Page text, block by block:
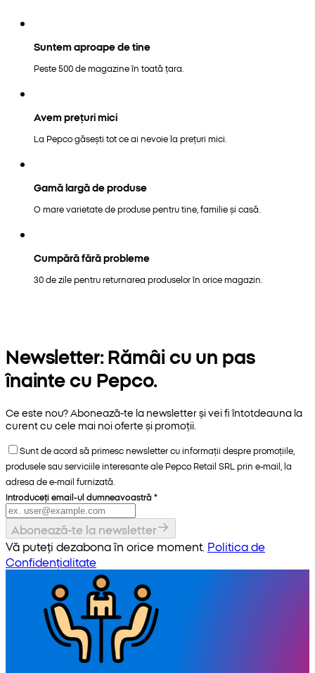
Suntem aproape de tine
Peste 500 de magazine în toată țara.
Avem prețuri mici
La Pepco găsești tot ce ai nevoie la prețuri mici.
Gamă largă de produse
O mare varietate de produse pentru tine, familie și casă.
Cumpără fără probleme
30 de zile pentru returnarea produselor în orice magazin.
Newsletter: Rămâi cu un pas
înainte cu Pepco.
Ce este nou? Abonează-te la newsletter și vei fi întotdeauna la
curent cu cele mai noi oferte și promoții.
Sunt de acord să primesc newsletter cu informații despre promoțiile,
produsele sau serviciile interesante ale Pepco Retail SRL prin e-mail, la
adresa de e-mail furnizată.
Introduceți email-ul dumneavoastră *
Abonează-te la newsletter
Vă puteți dezabona în orice moment. Politica de
Confidențialitate